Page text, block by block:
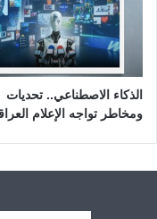
الذكاء الاصطناعي.. تحديات
ومخاطر تواجه الإعلام